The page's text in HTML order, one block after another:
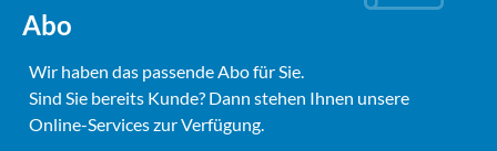
Abo
Wir haben das passende Abo für Sie.
Sind Sie bereits Kunde? Dann stehen Ihnen unsere
Online-Services zur Verfügung.